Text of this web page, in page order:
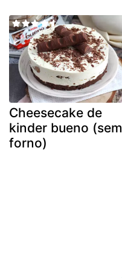
Cheesecake de
kinder bueno (sem
forno)